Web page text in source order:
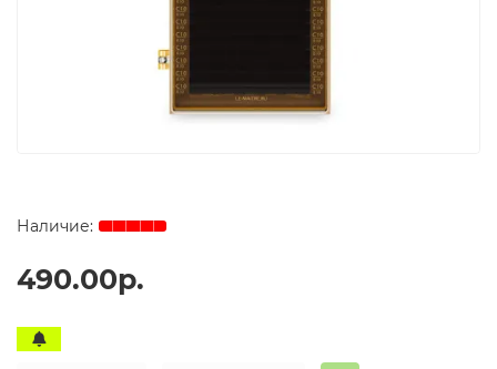
490.00р.